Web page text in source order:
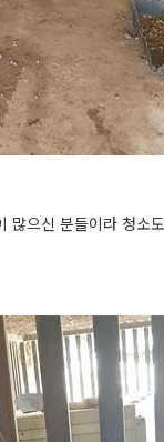
으신 분들이라 청소